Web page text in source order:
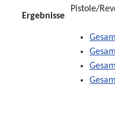
Ergebnisse
Pistole/